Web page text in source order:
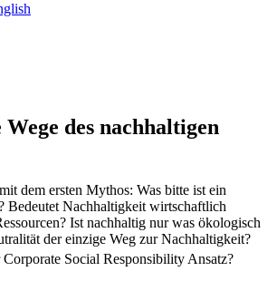
Wege des nachhaltigen
dem ersten Mythos: Was bitte ist ein
Bedeutet Nachhaltigkeit wirtschaftlich
Ist nachhaltig nur was ökologisch
der einzige Weg zur Nachhaltigkeit?
Social Responsibility Ansatz?